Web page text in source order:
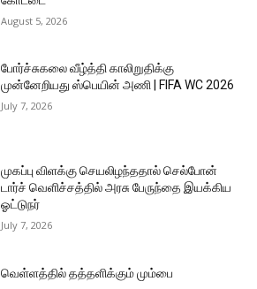
August 5, 2026
போர்ச்சுகலை வீழ்த்தி காலிறுதிக்கு
முன்னேறியது ஸ்பெயின் அணி | FIFA WC 2026
July 7, 2026
முகப்பு விளக்கு செயலிழந்ததால் செல்போன்
டார்ச் வெளிச்சத்தில் அரசு பேருந்தை இயக்கிய
ஓட்டுநர்
July 7, 2026
வெள்ளத்தில் தத்தளிக்கும் மும்பை